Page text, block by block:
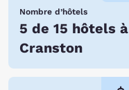
Nombre d’hôtels
5 de 15 hôtels à
Cranston